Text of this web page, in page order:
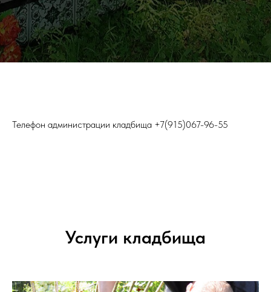
Телефон администрации кладбища +7(915)067-96-55
Услуги кладбища